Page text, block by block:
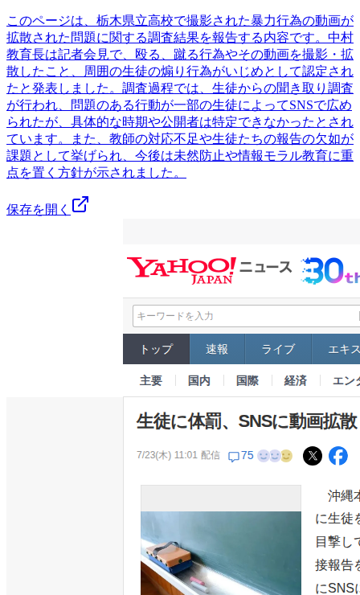
このページは、栃木県立高校で撮影された暴力行為の動画が
拡散された問題に関する調査結果を報告する内容です。中村
教育長は記者会見で、殴る、蹴る行為やその動画を撮影・拡
散したこと、周囲の生徒の煽り行為がいじめとして認定され
たと発表しました。調査過程では、生徒からの聞き取り調査
が行われ、問題のある行動が一部の生徒によってSNSで広め
られたが、具体的な時期や公開者は特定できなかったとされ
ています。また、教師の対応不足や生徒たちの報告の欠如が
課題として挙げられ、今後は未然防止や情報モラル教育に重
点を置く方針が示されました。
保存を開く